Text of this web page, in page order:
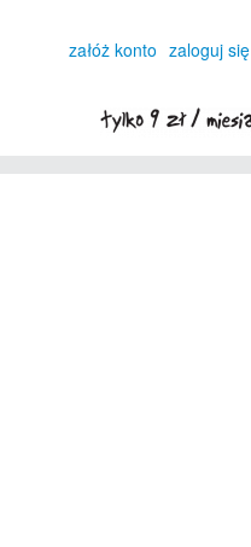
załóż konto zaloguj się